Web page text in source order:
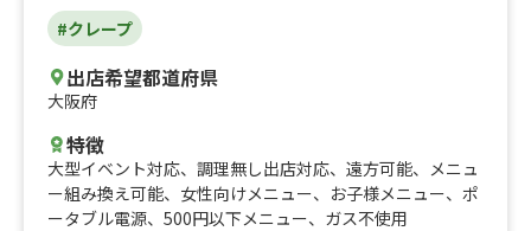
#クレープ
出店希望都道府県
大阪府
特徴
大型イベント対応、 調理無し出店対応、 遠方可能、
メニュ
ー組み換え可能、 女性向けメニュー、 お子様メニュー、 ポ
ータブル電源、 500円以下メニュー、 ガス不使用